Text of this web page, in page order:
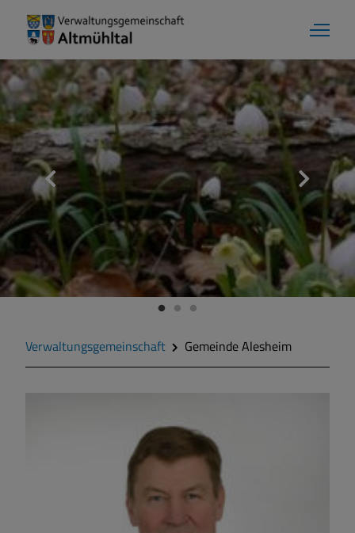
Verwaltungsgemeinschaft Gemeinde Alesheim